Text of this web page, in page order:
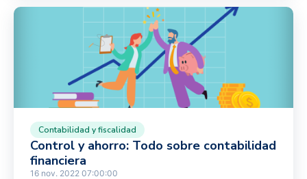
Contabilidad y fiscalidad
Control y ahorro: Todo sobre contabilidad
financiera
16 nov. 2022 07:00:00